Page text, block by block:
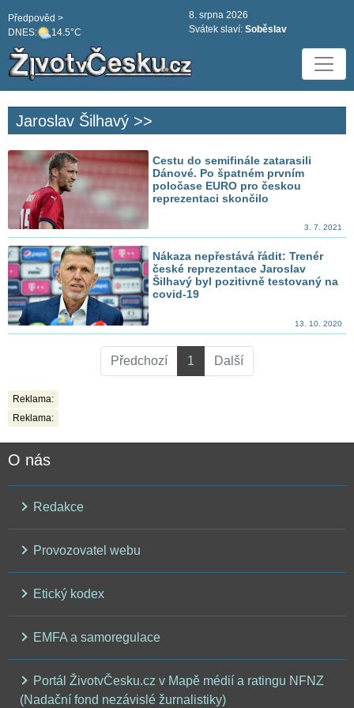
DNES: 14.5°C
Předpověd >
8. srpna 2026
Svátek slaví: Soběslav
Jaroslav Šilhavý >>
Cestu do semifinále zatarasili
Dánové. Po špatném prvním
poločase EURO pro českou
reprezentaci skončilo
3. 7. 2021
Nákaza nepřestává řádit: Trenér
české reprezentace Jaroslav
Šilhavý byl pozitivně testovaný na
covid-19
13. 10. 2020
Předchozí 1 Další
Reklama:
Reklama:
O nás
Redakce
Provozovatel webu
Etický kodex
EMFA a samoregulace
Portál ŽivotvČesku.cz v Mapě médií a ratingu NFNZ
(Nadační fond nezávislé žurnalistiky)